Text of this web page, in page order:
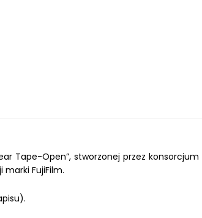
Tape-Open”, stworzonej przez
FujiFilm.